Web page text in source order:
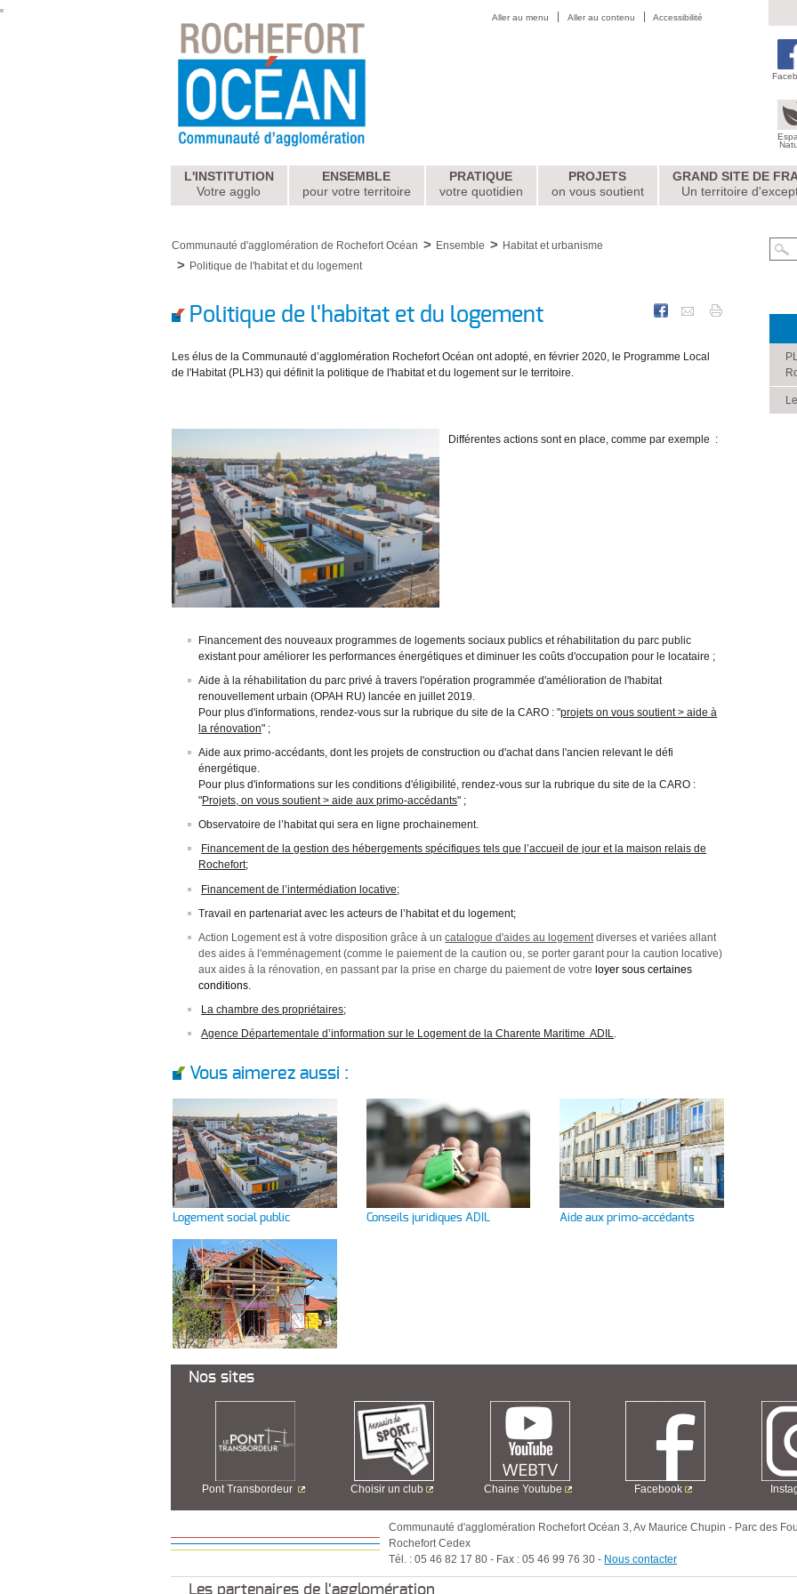
Aller au menu Aller au contenu Accessibilité
L'INSTITUTION
Votre agglo
ENSEMBLE
pour votre territoire
PRATIQUE
votre quotidien
PROJETS
on vous soutient
GRAND SITE DE
Un territoire
Communauté d'agglomération de Rochefort Océan Ensemble
Habitat et urbanisme
Politique de l'habitat et du logement
Politique de l'habitat et du logement
Les élus de la Communauté d’agglomération Rochefort Océan ont adopté, en février 2020, le Programme Local
de l'Habitat (PLH3) qui définit la politique de l'habitat et du logement sur le territoire.
Différentes actions sont en place, comme par exemple :
Financement des nouveaux programmes de logements sociaux publics et réhabilitation du parc public
existant pour améliorer les performances énergétiques et diminuer les coûts d'occupation pour le locataire ;
Aide à la réhabilitation du parc privé à travers l'opération programmée d'amélioration de l'habitat
renouvellement urbain (OPAH RU) lancée en juillet 2019.
Pour plus d'informations, rendez-vous sur la rubrique du site de la CARO : "projets on vous soutient > aide à
la rénovation" ;
Aide aux primo-accédants, dont les projets de construction ou d'achat dans l'ancien relevant le défi
énergétique.
Pour plus d'informations sur les conditions d'éligibilité, rendez-vous sur la rubrique du site de la CARO :
"Projets, on vous soutient > aide aux primo-accédants" ;
Observatoire de l’habitat qui sera en ligne prochainement.
Financement de la gestion des hébergements spécifiques tels que l’accueil de jour et la maison relais de
Rochefort;
Financement de l’intermédiation locative;
Travail en partenariat avec les acteurs de l’habitat et du logement;
Action Logement est à votre disposition grâce à uncatalogue d'aides au logementdiverses et variées allant
des aides à l'emménagement (comme le paiement de la caution ou, se porter garant pour la caution locative)
aux aides à la rénovation, en passant par la prise en charge du paiement de votreloyer sous certaines
conditions.
La chambre des propriétaires;
Agence Départementale d’information sur le Logement de la Charente Maritime ADIL.
Vous aimerez aussi :
Logement social public Conseils juridiques ADIL Aide aux primo-accédants
Nos sites
Pont Transbordeur Choisir un club Chaine Youtube Facebook
Communauté d'agglomération Rochefort Océan 3, Av Maurice Chupin - Parc des
Rochefort Cedex
Tél. :05 46 82 17 80 - Fax :05 46 99 76 30 - Nous contacter
Les partenaires de l'agglomération